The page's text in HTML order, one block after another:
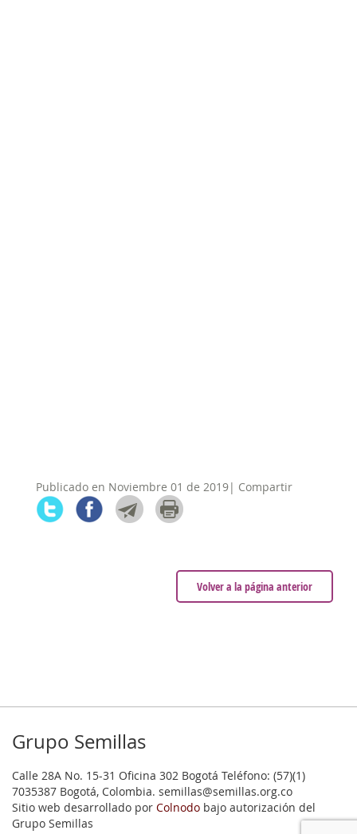
Publicado en Noviembre 01 de 2019| Compartir
Volver a la página anterior
Grupo Semillas
Calle 28A No. 15-31 Oficina 302 Bogotá Teléfono: (57)(1)
7035387 Bogotá, Colombia. semillas@semillas.org.co
Sitio web desarrollado por Colnodo bajo autorización del
Grupo Semillas